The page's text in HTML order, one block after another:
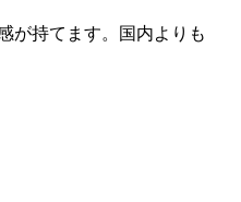
が持てます。国内よりも